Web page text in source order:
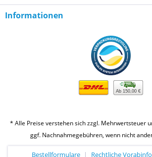
Informationen
Ab 150,00 €
* Alle Preise verstehen sich zzgl. Mehrwertsteuer
ggf. Nachnahmegebühren, wenn nicht
Bestellformulare Rechtliche